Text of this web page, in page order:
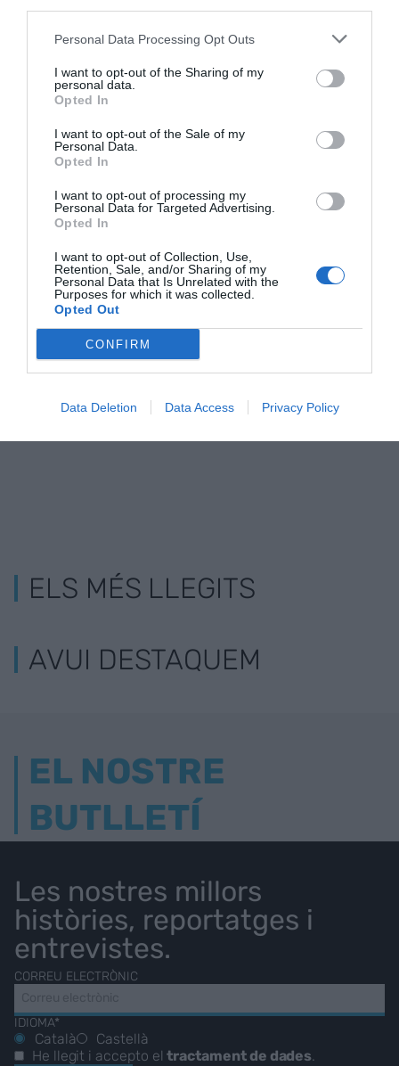
Personal Data Processing Opt Outs
I want to opt-out of the Sharing of my
personal data.
Opted In
I want to opt-out of the Sale of my
Personal Data.
Opted In
I want to opt-out of processing my
Personal Data for Targeted Advertising.
Opted In
I want to opt-out of Collection, Use,
Retention, Sale, and/or Sharing of my
Personal Data that Is Unrelated with the
Purposes for which it was collected.
Opted Out
CONFIRM
Data Deletion Data Access Privacy Policy
RELACIONADES
De la igualtat
d’aparador a la
igualtat de gènere
Maria Corominas -
Evitar la
discriminació (de
Barcelona
de gènere
ELS MÉS LLEGITS
AVUI DESTAQUEM
EL NOSTRE
BUTLLETÍ
Les nostres millors
històries, reportatges i
entrevistes.
CORREU ELECTRÒNIC
IDIOMA*
Català
Castellà
He llegit i accepto eltractament de dades.